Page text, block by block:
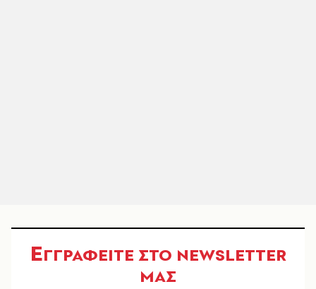
ΕΓΓΡΑΦΕΙΤΕ ΣΤΟ NEWSLETTER
ΜΑΣ